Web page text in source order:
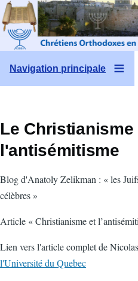
Aller au contenu principal
Navigation principale
Le Christianisme
l'antisémitisme
Blog d'Anatoly Zelikman : « les
célèbres »
Article « Christianisme et
Lien vers l'article complet de
l'Université du Quebec